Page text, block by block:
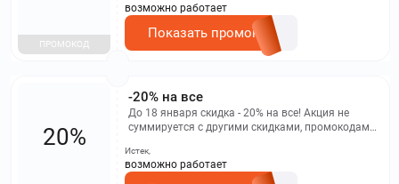
ПРОМОКОД
возможно работает
Показать промокод
-20% на все
До 18 января скидка - 20% на все! Акция не
суммируется с другими скидками, промокодами,
на сайте onona.ru
20%
Истек,
возможно работает